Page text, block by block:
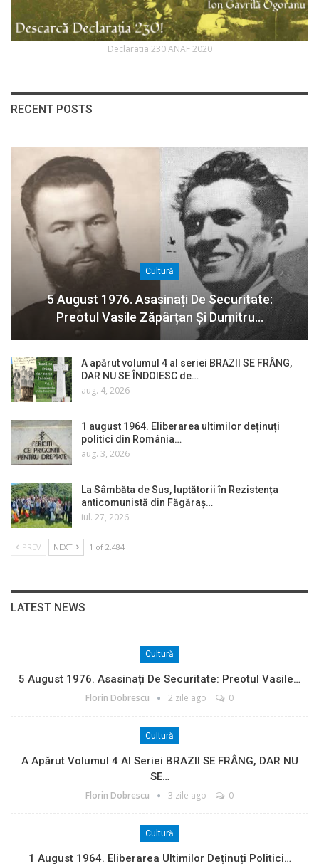
Declaratia 230 ANAF 2020
RECENT POSTS
Cultură
5 August 1976. Asasinați De Securitate:
Preotul Vasile Zăpârțan Și Dumitru…
A apărut volumul 4 al seriei BRAZII SE FRÂNG,
DAR NU SE ÎNDOIESC de…
aug. 4, 2026
1 august 1964. Eliberarea ultimilor deținuți
politici din România…
aug. 3, 2026
La Sâmbăta de Sus, luptătorii în Rezistența
anticomunistă din Făgăraș…
iul. 27, 2026
PREV NEXT 1 of 2.484
LATEST NEWS
Cultură
5 August 1976. Asasinați De Securitate: Preotul Vasile…
Florin Dobrescu 2 zile ago 0
Cultură
A Apărut Volumul 4 Al Seriei BRAZII SE FRÂNG, DAR NU
SE…
Florin Dobrescu 3 zile ago 0
Cultură
1 August 1964. Eliberarea Ultimilor Deținuți Politici…